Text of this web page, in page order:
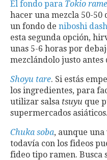
El fondo para Tokio
hacer una mezcla 50-
un fondo de niboshi
esta segunda opción,
unas 5-6 horas por
mezclándolo justo
Shoyu tare. Si estás
los ingredientes, para
utilizar salsa tsuyu que
supermercados asiáticos.
Chuka soba, aunque una
todavía con los fideos
fideo tipo ramen. Busca